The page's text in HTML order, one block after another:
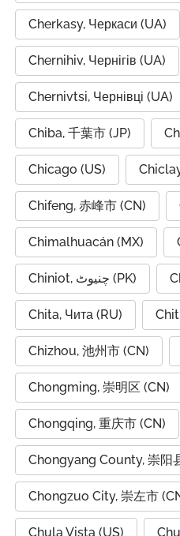
Cherkasy, Черкаси (UA)
Chernihiv, Чернігів (UA)
Chernivtsi, Чернівці (UA)
Chiba, 千葉市 (JP)
Chicago (US)
Chifeng, 赤峰市 (CN)
Chimalhuacán (MX)
Chiniot, چنیوٹ (PK)
Chita, Чита (RU)
Chizhou, 池州市 (CN)
Chongming, 崇明区 (CN)
Chongqing, 重庆市 (CN)
Chongyang County, 崇阳
Chongzuo City, 崇左市
Chula Vista (US)